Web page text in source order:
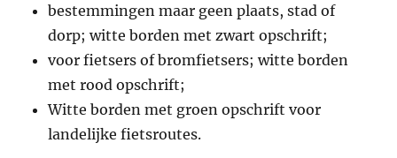
bestemmingen maar geen plaats, stad of
dorp; witte borden met zwart opschrift;
voor fietsers of bromfietsers; witte borden
met rood opschrift;
Witte borden met groen opschrift voor
landelijke fietsroutes.